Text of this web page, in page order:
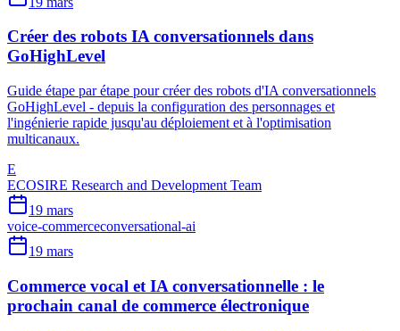
Créer des robots IA conversationnels dans
GoHighLevel
Guide étape par étape pour créer des robots d'IA conversationnels
GoHighLevel - depuis la configuration des personnages et
l'ingénierie rapide jusqu'au déploiement et à l'optimisation
multicanaux.
E
ECOSIRE Research and Development Team
19 mars
voice-commerceconversational-ai
19 mars
Commerce vocal et IA conversationnelle : le
prochain canal de commerce électronique